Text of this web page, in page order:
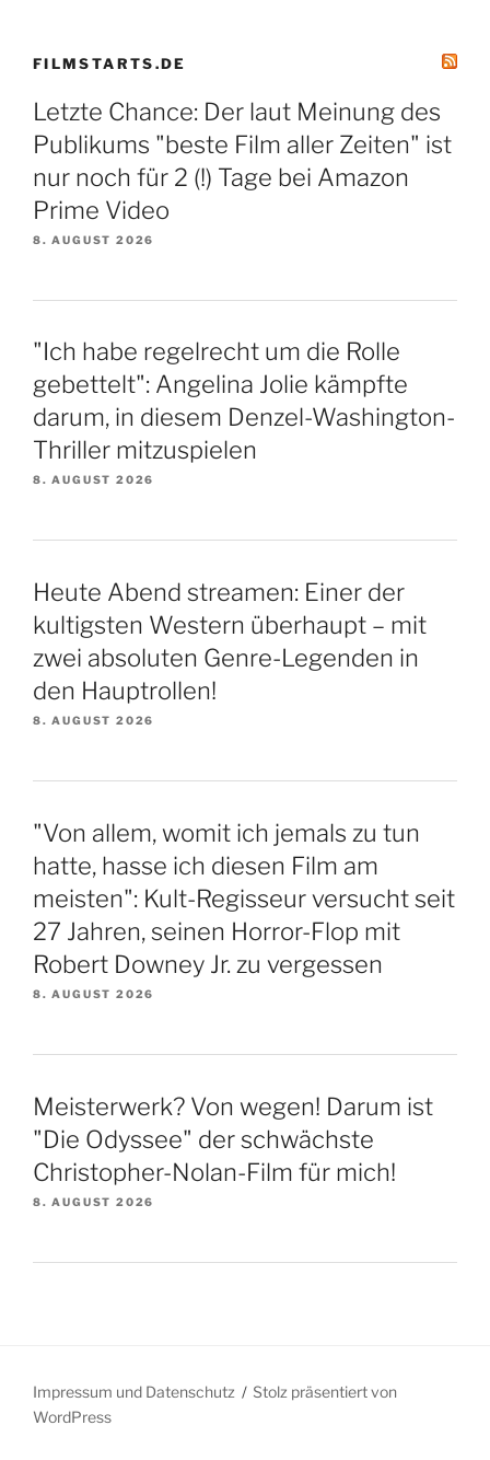
FILMSTARTS.DE
Letzte Chance: Der laut Meinung des
Publikums "beste Film aller Zeiten" ist
nur noch für 2 (!) Tage bei Amazon
Prime Video
8. AUGUST 2026
"Ich habe regelrecht um die Rolle
gebettelt": Angelina Jolie kämpfte
darum, in diesem Denzel-Washington-
Thriller mitzuspielen
8. AUGUST 2026
Heute Abend streamen: Einer der
kultigsten Western überhaupt – mit
zwei absoluten Genre-Legenden in
den Hauptrollen!
8. AUGUST 2026
"Von allem, womit ich jemals zu tun
hatte, hasse ich diesen Film am
meisten": Kult-Regisseur versucht seit
27 Jahren, seinen Horror-Flop mit
Robert Downey Jr. zu vergessen
8. AUGUST 2026
Meisterwerk? Von wegen! Darum ist
"Die Odyssee" der schwächste
Christopher-Nolan-Film für mich!
8. AUGUST 2026
Impressum und Datenschutz
Stolz präsentiert von
WordPress